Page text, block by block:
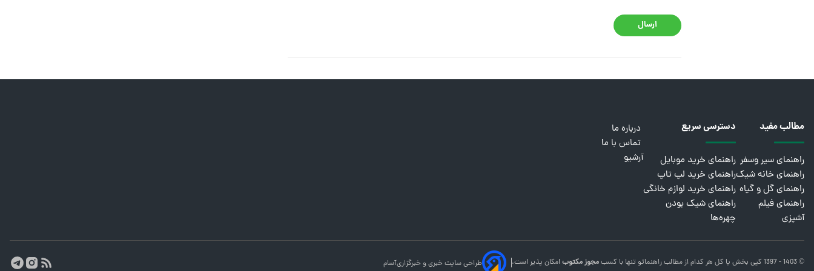
ارسال
مطالب مفید
راهنمای سیر وسفر
راهنمای خانه شیک
راهنمای گل و گیاه
راهنمای فیلم
آشپزی
دسترسی سریع
راهنمای خرید موبایل
راهنمای خرید لپ تاپ
راهنمای خرید لوازم خانگی
راهنمای شیک بودن
چهره‌ها
درباره ما
تماس با ما
آرشیو
© 1403 - 1397 کپی بخش یا کل هر کدام از مطالب راهنماتو تنها با کسبمجوز مکتوبامکان پذیر است. طراحی سایت خبری و خبرگزاریآسام